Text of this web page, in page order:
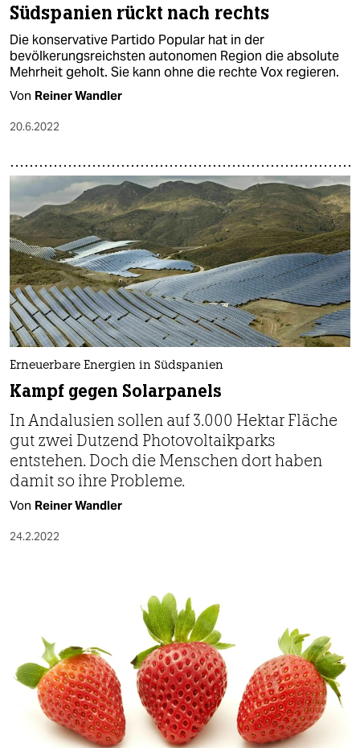
Südspanien rückt nach rechts
Die konservative Partido Popular hat in der
bevölkerungsreichsten autonomen Region die absolute
Mehrheit geholt. Sie kann ohne die rechte Vox regieren.
Von Reiner Wandler
20.6.2022
Erneuerbare Energien in Südspanien
Kampf gegen Solarpanels
In Andalusien sollen auf 3.000 Hektar Fläche
gut zwei Dutzend Photovoltaikparks
entstehen. Doch die Menschen dort haben
damit so ihre Probleme.
Von Reiner Wandler
24.2.2022